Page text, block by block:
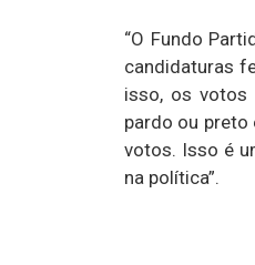
“O Fundo
candidaturas
isso, os votos
pardo ou
votos. Isso é
na política”.